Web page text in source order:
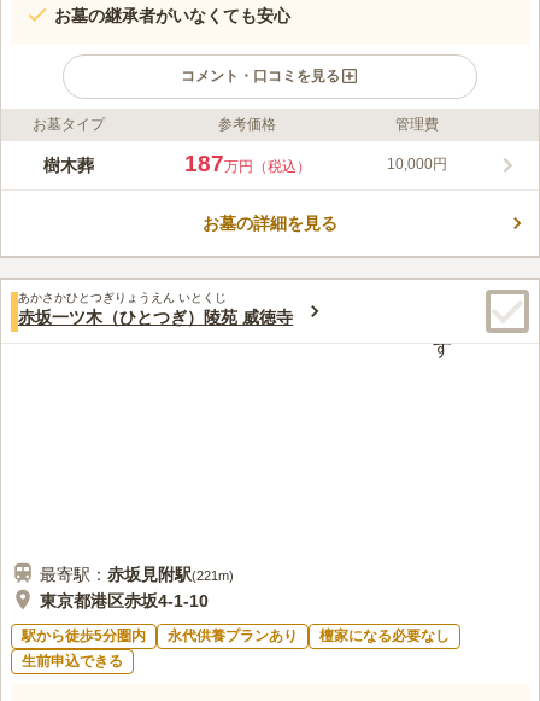
お墓の継承者がいなくても安心
コメント・口コミを見る
ライフドット編集部のコメント
都心にあるのにとても静かな、緑に囲まれた霊園です。土の中に
碑に彫刻することができる1人用の樹木葬墓地などがあり、バラ
口コミ評価
みんなの評価
4.9 口コミ2
日暮里駅の構内には、エキュート日暮里があります。 お寺さん
の近くには谷中銀座もありますので、お墓参りの後に少し散策もできそう
お墓タイプ 参考価格 管理費
樹木葬 187万円（税込） 10,000円
お墓の詳細を見る
あかさかひとつぎりょうえん いとくじ
赤坂一ツ木（ひとつぎ）陵苑 威徳寺
最寄駅： 赤坂見附駅(221m)
東京都港区赤坂4-1-10
駅から徒歩5分圏内 永代供養プランあり
檀家になる必要なし
生前申込できる